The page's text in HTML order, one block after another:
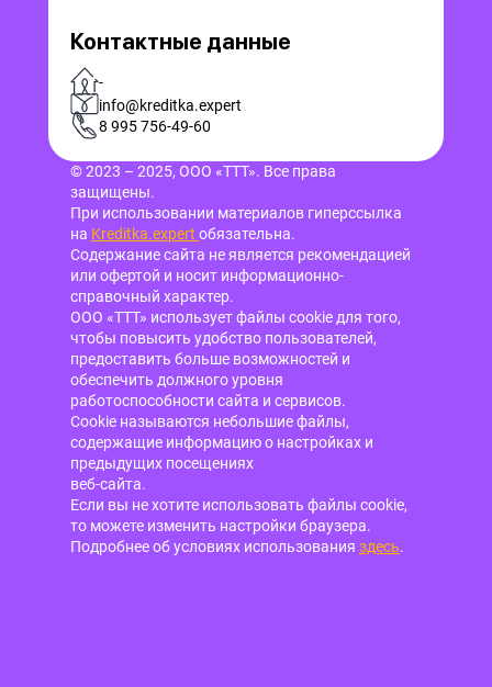
Контактные данные
-
info@kreditka.expert
8 995 756-49-60
© 2023 – 2025, ООО «ТТТ». Все права
защищены.
При использовании материалов гиперссылка
на Kreditka.expert обязательна.
Содержание сайта не является рекомендацией
или офертой и носит информационно-
справочный характер.
ООО «ТТТ» использует файлы cookie для того,
чтобы повысить удобство пользователей,
предоставить больше возможностей и
обеспечить должного уровня
работоспособности сайта и сервисов.
Cookie называются небольшие файлы,
содержащие информацию о настройках и
предыдущих посещениях
веб-сайта.
Если вы не хотите использовать файлы cookie,
то можете изменить настройки браузера.
Подробнее об условиях использования здесь.